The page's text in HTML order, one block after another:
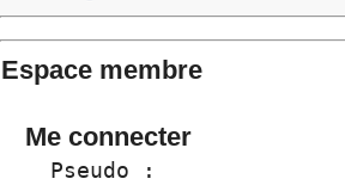
Espace membre
Me connecter
  Pseudo :